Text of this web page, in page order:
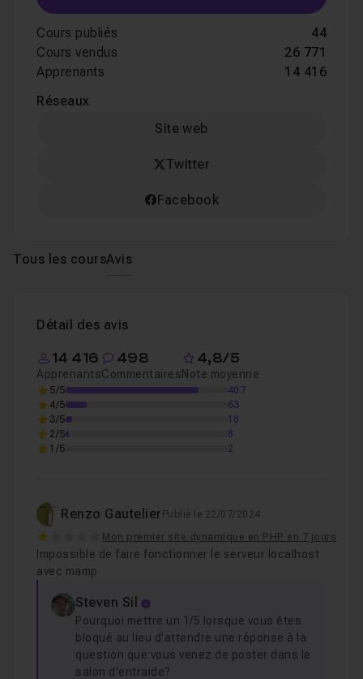
Cours publiés
44
Cours vendus
26 771
Apprenants
14 416
Réseaux
Site web
Twitter
Facebook
Tous les coursAvis
Détail des avis
14 416
Apprenants
498
Commentaires
4,8/5
Note moyenne
5/5
407
4/5
63
3/5
18
2/5
8
1/5
2
Renzo Gautelier Publié le 22/07/2024
1 Mon premier site dynamique en PHP en 7 jours
Impossible de faire fonctionner le serveur localhost
avec mamp
Steven Sil
Pourquoi mettre un 1/5 lorsque vous êtes
bloqué au lieu d'attendre une réponse à la
question que vous venez de poster dans le
salon d'entraide?